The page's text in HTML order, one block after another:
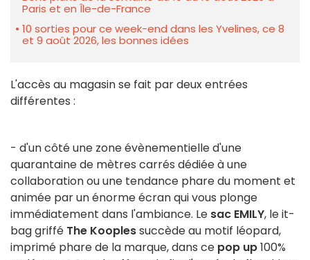
Paris et en Île-de-France
10 sorties pour ce week-end dans les Yvelines, ce 8
et 9 août 2026, les bonnes idées
L'accès au magasin se fait par deux entrées
différentes :
- d'un côté une zone évènementielle d'une
quarantaine de mètres carrés dédiée à une
collaboration ou une tendance phare du moment et
animée par un énorme écran qui vous plonge
immédiatement dans l'ambiance. Le sac EMILY, le it-
bag griffé The Kooplessuccède au motif léopard,
imprimé phare de la marque, dans ce pop up100%